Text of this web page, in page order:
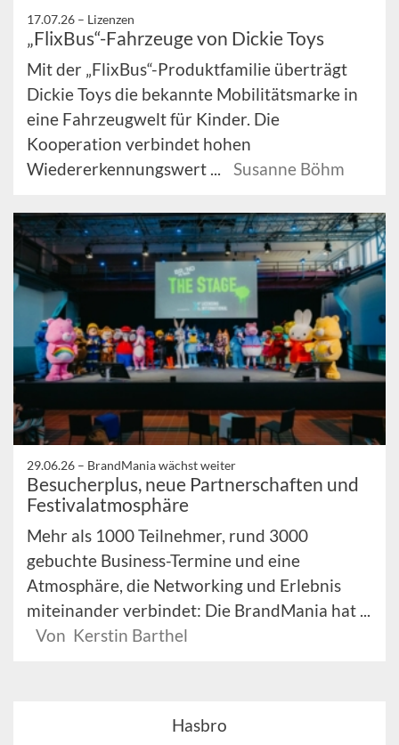
17.07.26 – Lizenzen
„FlixBus“-Fahrzeuge von Dickie Toys
Mit der „FlixBus“-Produktfamilie überträgt
Dickie Toys die bekannte Mobilitätsmarke in
eine Fahrzeugwelt für Kinder. Die
Kooperation verbindet hohen
Wiedererkennungswert ...
Susanne Böhm
29.06.26 – BrandMania wächst weiter
Besucherplus, neue Partnerschaften und
Festivalatmosphäre
Mehr als 1000 Teilnehmer, rund 3000
gebuchte Business-Termine und eine
Atmosphäre, die Networking und Erlebnis
miteinander verbindet: Die BrandMania hat ...
Von Kerstin Barthel
Hasbro